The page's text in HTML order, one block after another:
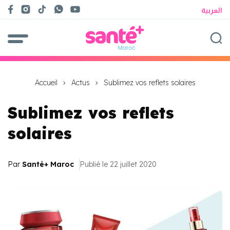
العربية
Accueil Actus Sublimez vos reflets solaires
Sublimez vos reflets
solaires
Par Santé+ Maroc Publié le 22 juillet 2020